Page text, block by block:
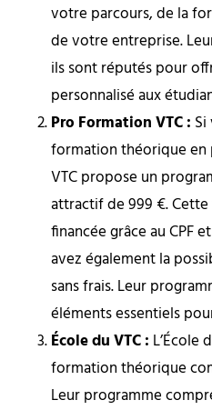
votre parcours, de la
de votre entreprise.
ils sont réputés pour
personnalisé aux
Pro Formation VTC :
formation théorique en
VTC propose un
attractif de 999 €.
financée grâce au CPF
avez également la
sans frais. Leur
éléments essentiels
École du VTC : L’École
formation théorique
Leur programme